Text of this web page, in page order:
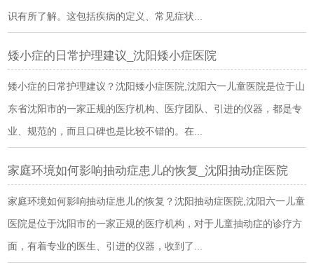
识有所了解。这包括疾病的定义、常见症状...
矮小症的日常护理建议_沈阳矮小症医院
矮小症的日常护理建议？沈阳矮小症医院,沈阳六一儿童医院是位于山
东省沈阳市的一家正规的医疗机构、医疗团队、引进的仪器，都是专
业、规范的，而且口碑也是比较不错的。在...
家庭环境如何影响抽动症患儿的恢复_沈阳抽动症医院
家庭环境如何影响抽动症患儿的恢复？沈阳抽动症医院,沈阳六一儿童
医院是位于沈阳市的一家正规的医疗机构，对于儿童抽动症的诊疗方
面，有着专业的医生、引进的仪器，收到了...